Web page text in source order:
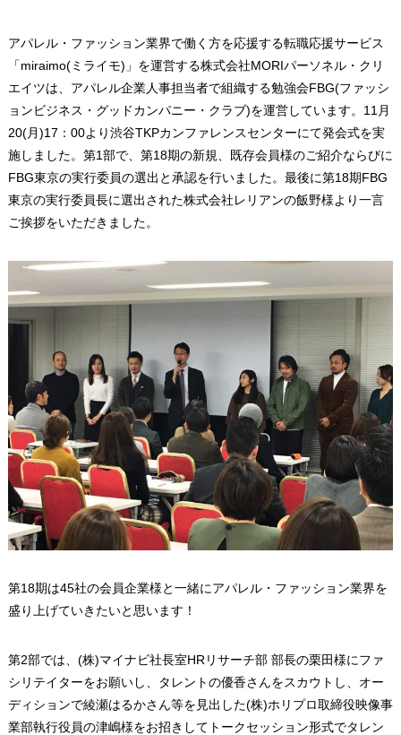
アパレル・ファッション業界で働く方を応援する転職応援サービス
「miraimo(ミライモ)」を運営する株式会社MORIパーソネル・クリ
エイツは、アパレル企業人事担当者で組織する勉強会FBG(ファッシ
ョンビジネス・グッドカンパニー・クラブ)を運営しています。11月
20(月)17：00より渋谷TKPカンファレンスセンターにて発会式を実
施しました。第1部で、第18期の新規、既存会員様のご紹介ならびに
FBG東京の実行委員の選出と承認を行いました。最後に第18期FBG
東京の実行委員長に選出された株式会社レリアンの飯野様より一言
ご挨拶をいただきました。
第18期は45社の会員企業様と一緒にアパレル・ファッション業界を
盛り上げていきたいと思います！
第2部では、(株)マイナビ社長室HRリサーチ部 部長の栗田様にファ
シリテイターをお願いし、タレントの優香さんをスカウトし、オー
ディションで綾瀬はるかさん等を見出した(株)ホリプロ取締役映像事
業部執行役員の津嶋様をお招きしてトークセッション形式でタレン